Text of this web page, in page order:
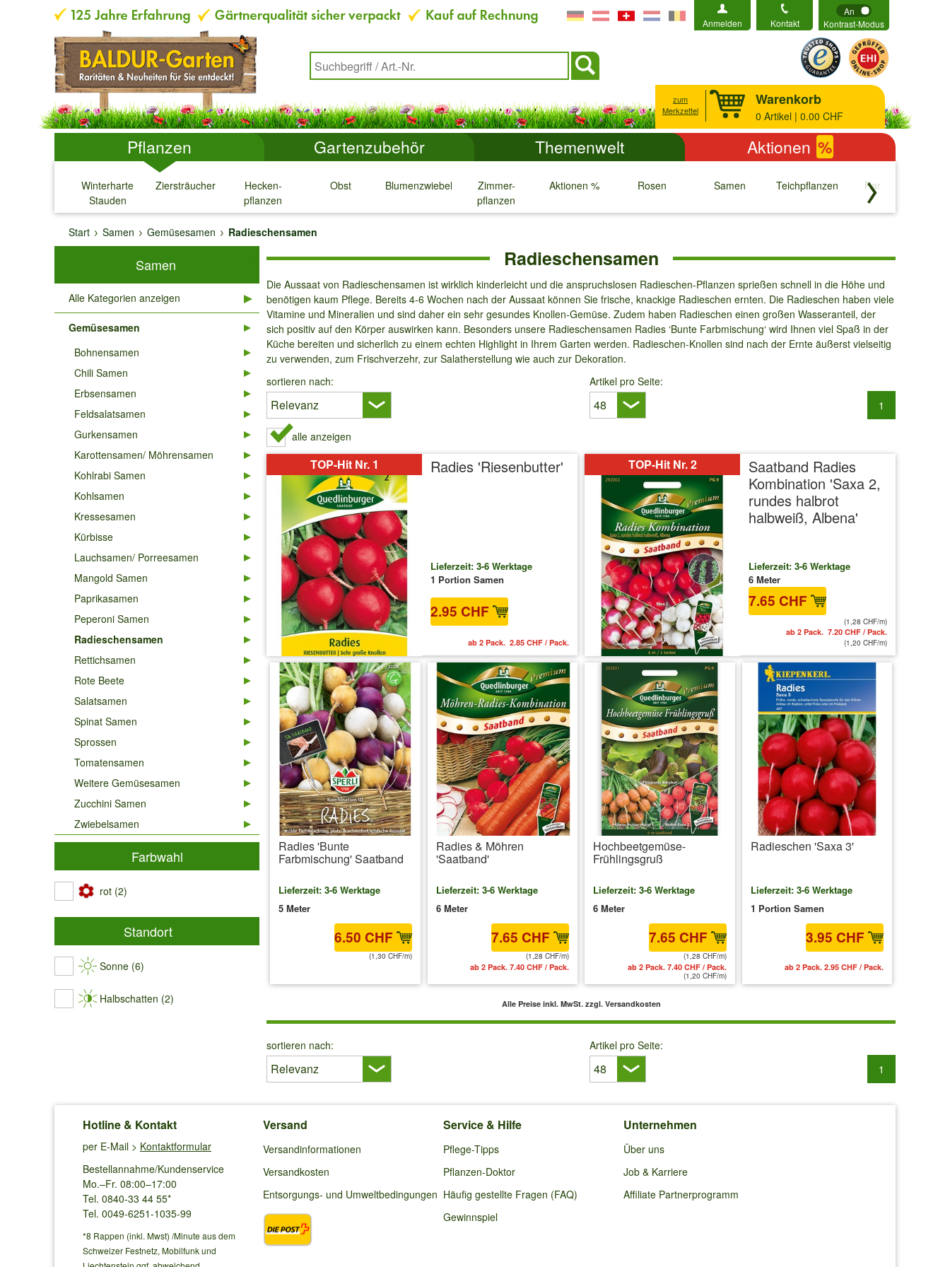
Anmelden Kontakt
An
Kontrast-Modus
zum
Merkzettel
Warenkorb
0 Artikel | 0.00 CHF
Pflanzen Gartenzubehör Themenwelt Aktionen %
Winterharte
Stauden
↓
Ziersträucher
↓
Hecken-
pflanzen
↓
Obst
↓
Blumenzwiebeln
↓
Zimmer-
pflanzen
↓
Aktionen %
↓
Rosen
↓
Samen
↓
Teichpflanzen
↓
Raritäten
↓
Start
Samen Gemüsesamen Radieschensamen
Radieschensamen
Die Aussaat von Radieschensamen ist wirklich kinderleicht und die anspruchslosen Radieschen-Pflanzen sprießen schnell in die Höhe und
benötigen kaum Pflege. Bereits 4-6 Wochen nach der Aussaat können Sie frische, knackige Radieschen ernten. Die Radieschen haben viele
Vitamine und Mineralien und sind daher ein sehr gesundes Knollen-Gemüse. Zudem haben Radieschen einen großen Wasseranteil, der
sich positiv auf den Körper auswirken kann. Besonders unsere Radieschensamen Radies ‘Bunte Farbmischung‘ wird Ihnen viel Spaß in der
Küche bereiten und sicherlich zu einem echten Highlight in Ihrem Garten werden. Radieschen-Knollen sind nach der Ernte äußerst vielseitig
zu verwenden, zum Frischverzehr, zur Salatherstellung wie auch zur Dekoration.
sortieren nach:
Artikel pro Seite:
1
alle anzeigen
TOP-Hit Nr. 1 Radies 'Riesenbutter'
Lieferzeit: 3-6 Werktage
1 Portion Samen
2.95 CHF
ab 2 Pack. 2.85 CHF / Pack.
TOP-Hit Nr. 2
Saatband Radies
Kombination 'Saxa 2,
rundes halbrot
halbweiß, Albena'
Lieferzeit: 3-6 Werktage
6 Meter
7.65 CHF
(1,28 CHF/m)
ab 2 Pack. 7.20 CHF / Pack.
(1,20 CHF/m)
Radies 'Bunte
Farbmischung' Saatband
Lieferzeit: 3-6 Werktage
5 Meter
6.50 CHF
(1,30 CHF/m)
Radies & Möhren
'Saatband'
Lieferzeit: 3-6 Werktage
6 Meter
7.65 CHF
(1,28 CHF/m)
ab 2 Pack. 7.40 CHF / Pack.
Hochbeetgemüse-
Frühlingsgruß
Lieferzeit: 3-6 Werktage
6 Meter
7.65 CHF
(1,28 CHF/m)
ab 2 Pack. 7.40 CHF / Pack.
(1,20 CHF/m)
Radieschen 'Saxa 3'
Lieferzeit: 3-6 Werktage
1 Portion Samen
3.95 CHF
ab 2 Pack. 2.95 CHF / Pack.
Alle Preise inkl. MwSt. zzgl. Versandkosten
sortieren nach:
Artikel pro Seite:
1
Samen
Alle Kategorien anzeigen
Gemüsesamen
Bohnensamen
Chili Samen
Erbsensamen
Feldsalatsamen
Gurkensamen
Karottensamen/ Möhrensamen
Kohlrabi Samen
Kohlsamen
Kressesamen
Kürbisse
Lauchsamen/ Porreesamen
Mangold Samen
Paprikasamen
Peperoni Samen
Radieschensamen
Rettichsamen
Rote Beete
Salatsamen
Spinat Samen
Sprossen
Tomatensamen
Weitere Gemüsesamen
Zucchini Samen
Zwiebelsamen
Farbwahl
rot (2)
Standort
Sonne (6)
Halbschatten (2)
Hotline & Kontakt
per E-Mail > Kontaktformular
Bestellannahme/Kundenservice
Mo.–Fr. 08:00–17:00
Tel. 0840-33 44 55*
Tel. 0049-6251-1035-99
*8 Rappen (inkl. Mwst) /Minute aus dem
Schweizer Festnetz, Mobilfunk und
Versand
Versandinformationen
Versandkosten
Entsorgungs- und Umweltbedingungen
Service & Hilfe
Pflege-Tipps
Pflanzen-Doktor
Häufig gestellte Fragen (FAQ)
Gewinnspiel
Unternehmen
Über uns
Job & Karriere
Affiliate Partnerprogramm